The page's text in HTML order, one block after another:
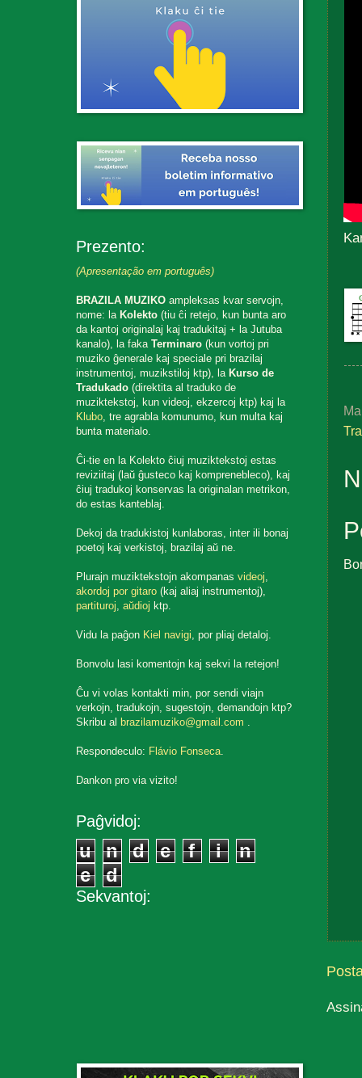
Prezento:
(Apresentação em português)
BRAZILA MUZIKO ampleksas kvar servojn,
nome: la Kolekto (tiu ĉi retejo, kun bunta aro
da kantoj originalaj kaj tradukitaj + la Jutuba
kanalo), la fakaTerminaro (kun vortoj pri
muziko ĝenerale kaj speciale pri brazilaj
instrumentoj, muzikstiloj ktp), la Kurso de
Tradukado (direktita al traduko de
muziktekstoj, kun videoj, ekzercoj ktp) kaj la
Klubo, tre agrabla komunumo, kun multa kaj
bunta materialo.
Ĉi-tie en la Kolekto ĉiuj muziktekstoj estas
reviziitaj (laŭ ĝusteco kaj komprenebleco), kaj
ĉiuj tradukoj konservas la originalan metrikon,
do estas kanteblaj.
Dekoj da tradukistoj kunlaboras, inter ili bonaj
poetoj kaj verkistoj, brazilaj aŭ ne.
Plurajn muziktekstojn akompanasvideoj,
akordoj por gitaro (kaj aliaj instrumentoj),
partituroj,aŭdioj ktp.
Vidu la paĝon Kiel navigi, por pliaj detaloj.
Bonvolu lasi komentojn kaj sekvi la retejon!
Ĉu vi volas kontakti min, por sendi viajn
verkojn, tradukojn, sugestojn, demandojn ktp?
Skribu al brazilamuziko@gmail.com .
Respondeculo: Flávio Fonseca.
Dankon pro via vizito!
Paĝvidoj:
u n d e f i
n
e
d
Sekvantoj: